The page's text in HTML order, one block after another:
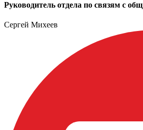
Руководитель отдела по связям с
Сергей Михеев